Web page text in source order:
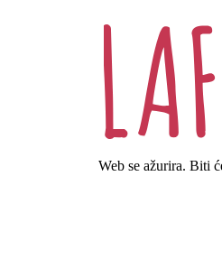
Web se ažurira. Biti